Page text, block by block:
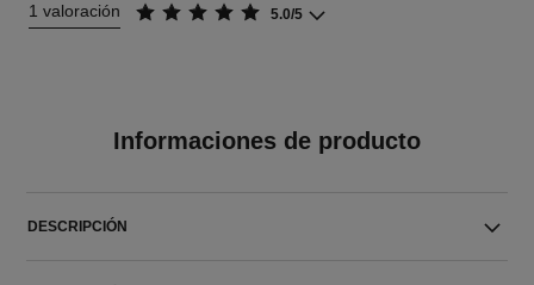
1 valoración
5.0/5
Informaciones de producto
DESCRIPCIÓN